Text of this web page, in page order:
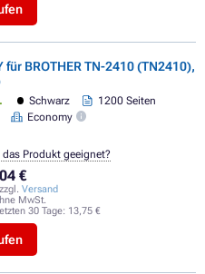
für BROTHER TN-2410 (TN2410),
Schwarz
1200 Seiten
Economy
€
Versand
MwSt.
30 Tage: 13,75 €
Produkt geeignet?